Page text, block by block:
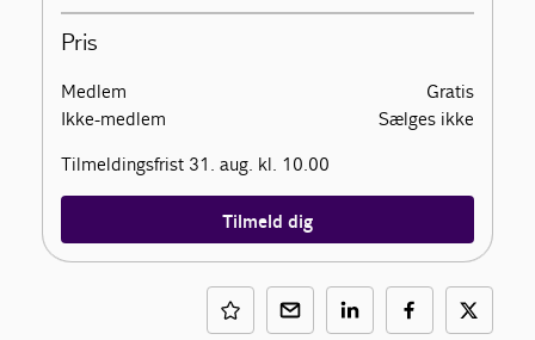
Pris
Medlem
Gratis
Ikke-medlem
Sælges ikke
Tilmeldingsfrist 31. aug. kl. 10.00
Tilmeld dig